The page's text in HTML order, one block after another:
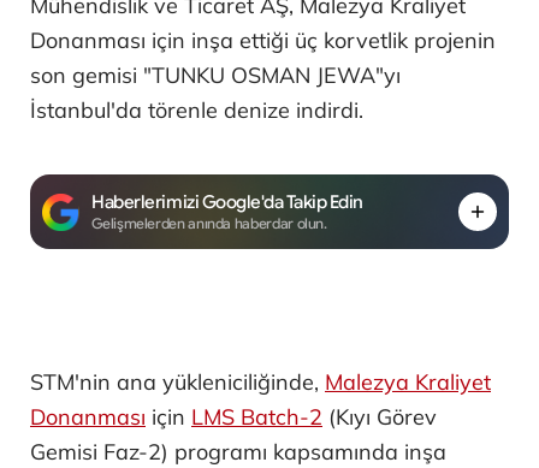
Mühendislik ve Ticaret AŞ, Malezya Kraliyet
Donanması için inşa ettiği üç korvetlik projenin
son gemisi "TUNKU OSMAN JEWA"yı
İstanbul'da törenle denize indirdi.
Haberlerimizi Google'da Takip Edin
Gelişmelerden anında haberdar olun.
STM'nin ana yükleniciliğinde, Malezya Kraliyet
Donanması için LMS Batch-2 (Kıyı Görev
Gemisi Faz-2) programı kapsamında inşa